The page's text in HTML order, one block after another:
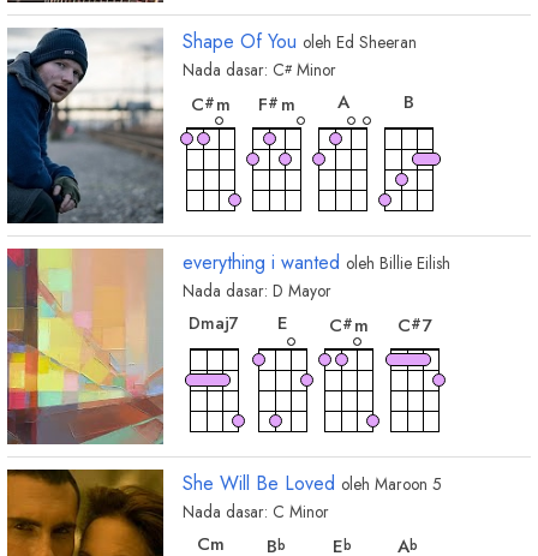
Shape Of You oleh Ed Sheeran
Nada dasar: C# Minor
C#m
chord
F# m
chord
A
B
everything i wanted oleh Billie Eilish
Nada dasar: D Mayor
Dmaj7
chord
E
chord
C#m
C#7
She Will Be Loved oleh Maroon 5
Nada dasar: C Minor
Cm
chord
Bb
chord
Eb
Ab